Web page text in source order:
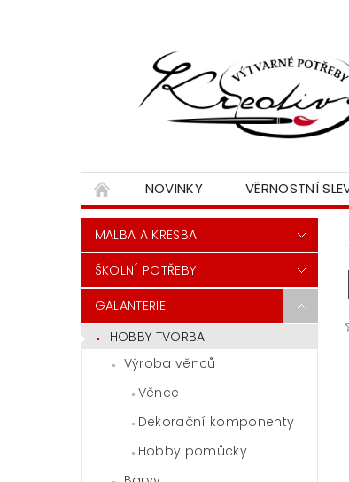
NOVINKY VĚRNOSTNÍ
MALBA A KRESBA
ŠKOLNÍ POTŘEBY
GALANTERIE
HOBBY TVORBA
Výroba věnců
Věnce
Dekorační komponenty
Hobby pomůcky